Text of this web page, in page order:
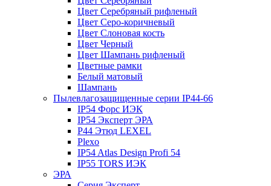
Цвет Серебряный рифленый
Цвет Серо-коричневый
Цвет Слоновая кость
Цвет Черный
Цвет Шампань рифленый
Цветные рамки
Белый матовый
Шампань
Пылевлагозащищенные серии IP44-66
IP54 Форс ИЭК
IP54 Эксперт ЭРА
P44 Этюд LEXEL
Plexo
IP54 Atlas Design Profi 54
IP55 TORS ИЭК
ЭРА